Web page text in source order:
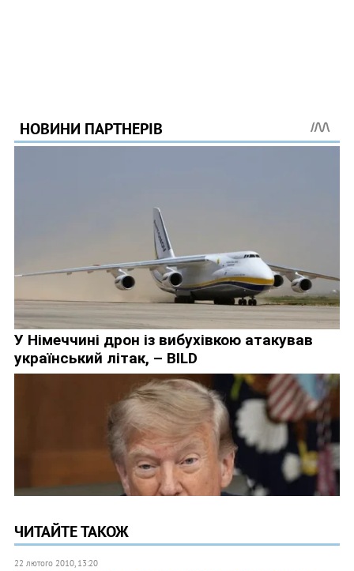
ЧИТАЙТЕ ТАКОЖ
22 лютого 2010, 13:20